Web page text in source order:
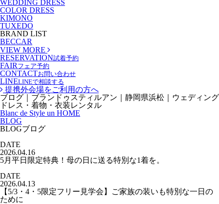
WEDDING DRESS
COLOR DRESS
KIMONO
TUXEDO
BRAND LIST
BECCAR
VIEW MORE
RESERVATION試着予約
FAIR フェア予約
CONTACTお問い合わせ
LINELINEで相談する
提携外会場をご利用の方へ
ブログ｜ブランドゥスティルアン｜静岡県浜松｜ウェディング
ドレス・着物・衣装レンタル
Blanc de Style un HOME
BLOG
BLOGブログ
DATE
2026.04.16
5月平日限定特典！母の日に送る特別な1着を。
DATE
2026.04.13
【5/3・4・5限定フリー見学会】ご家族の装いも特別な一日の
ために